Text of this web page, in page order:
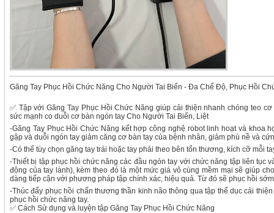
Găng Tay Phục Hồi Chức Năng Cho Người Tai Biến - Đa Chế Độ, Phục Hồi
✅ Tập với Găng Tay Phục Hồi Chức Năng giúp cải thiện nhanh chóng teo
sức mạnh co duỗi cơ bàn ngón tay Cho Người Tai Biến, Liệt
-Găng Tay Phục Hồi Chức Năng kết hợp công nghệ robot linh hoạt và khoa
gập và duỗi ngón tay giảm căng cơ bàn tay của bệnh nhân, giảm phù nề và
-Có thể tùy chọn găng tay trái hoặc tay phải theo bên tổn thương, kích cỡ mỗi
-Thiết bị tập phục hồi chức năng các đầu ngón tay với chức năng tập liên tục
động của tay lành), kèm theo đó là một mức giá vô cùng mềm mại sẽ giúp
dàng tiếp cận với phương pháp tập chính xác, hiệu quả. Từ đó sẽ phục hồi
-Thúc đẩy phục hồi chấn thương thần kinh não thông qua tập thể dục cải
phục hồi chức năng tay.
✅ Cách Sử dụng và luyện tập Găng Tay Phục Hồi Chức Năng